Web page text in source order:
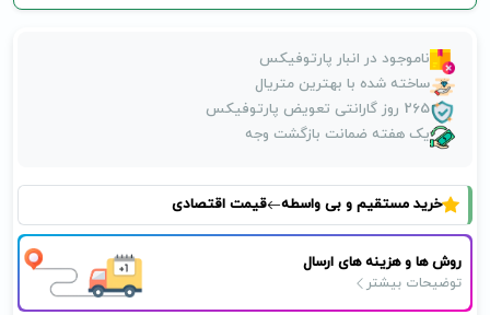
ناموجود در انبار پارتوفیکس
ساخته شده با بهترین متریال
265 روز گارانتی تعویض پارتوفیکس
یک هفته ضمانت بازگشت وجه
خرید مستقیم و بی واسطه قیمت اقتصادی
روش ها و هزینه های ارسال
توضیحات بیشتر